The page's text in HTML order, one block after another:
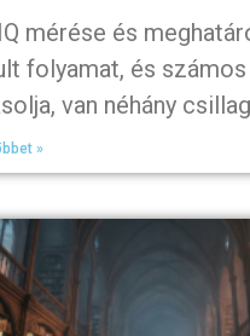
mérése és
folyamat, és
van néhány
»